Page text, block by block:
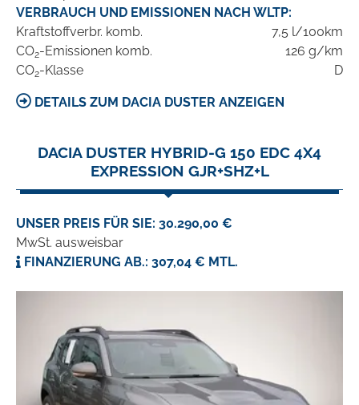
VERBRAUCH UND EMISSIONEN NACH WLTP:
Kraftstoffverbr. komb.
7,5 l/100km
CO2-Emissionen komb.
126 g/km
CO2-Klasse D
DETAILS ZUM DACIA DUSTER ANZEIGEN
DACIA DUSTER HYBRID-G 150 EDC 4X4
EXPRESSION GJR+SHZ+L
UNSER PREIS FÜR SIE: 30.290,00 €
MwSt. ausweisbar
FINANZIERUNG AB.: 307,04 € MTL.